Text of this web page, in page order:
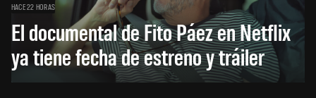
HACE 22 HORAS
El documental de Fito Páez en Netflix
ya tiene fecha de estreno y tráiler